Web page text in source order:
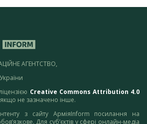
АГЕНТСТВО,
Creative Commons Attribution 4.0
якщо не зазначено інше.
з сайту АрміяInform посилання на
Для суб’єктів у сфері онлайн-медіа